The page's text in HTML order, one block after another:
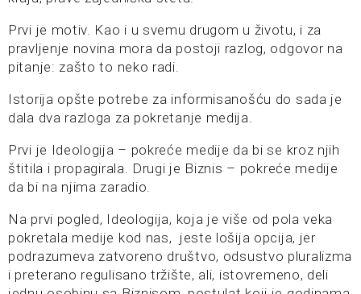
Prvi je motiv. Kao i u svemu drugom u životu, i za
pravljenje novina mora da postoji razlog, odgovor na
pitanje: zašto to neko radi.
Istorija opšte potrebe za informisanošću do sada je
dala dva razloga za pokretanje medija.
Prvi je Ideologija – pokreće medije da bi se kroz njih
štitila i propagirala. Drugi je Biznis – pokreće medije
da bi na njima zaradio.
Na prvi pogled, Ideologija, koja je više od pola veka
pokretala medije kod nas, jeste lošija opcija, jer
podrazumeva zatvoreno društvo, odsustvo pluralizma
i preterano regulisano tržište, ali, istovremeno, deli